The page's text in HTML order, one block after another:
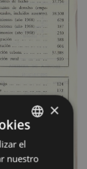
BASQUE
SPANISH
×
el
nuestro